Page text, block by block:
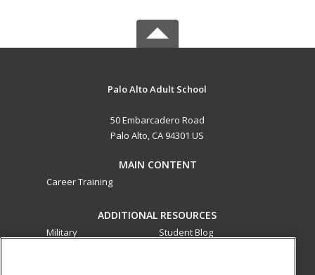
Palo Alto Adult School
50 Embarcadero Road
Palo Alto, CA 94301 US
MAIN CONTENT
Career Training
ADDITIONAL RESOURCES
Military
Student Blog